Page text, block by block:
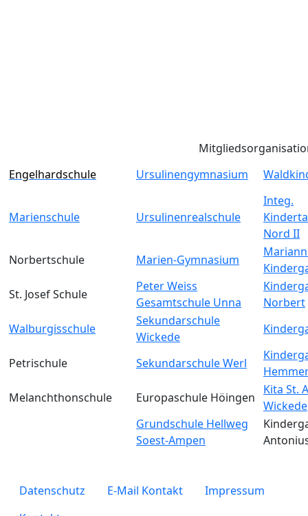
Engelhardschule
Ursulinengymnasium
Marienschule Ursulinenrealschule
Integ.
Nord II
Norbertschule
Marien-Gymnasium
St. Josef Schule
Peter Weiss
Gesamtschule Unna
Norbert
Walburgisschule
Sekundarschule
Wickede
Petrischule Sekundarschule Werl
Melanchthonschule
Europaschule Höingen
Kita St.
Wickede
Grundschule Hellweg
Soest-Ampen
legals
Datenschutz E-Mail Kontakt
Impressum